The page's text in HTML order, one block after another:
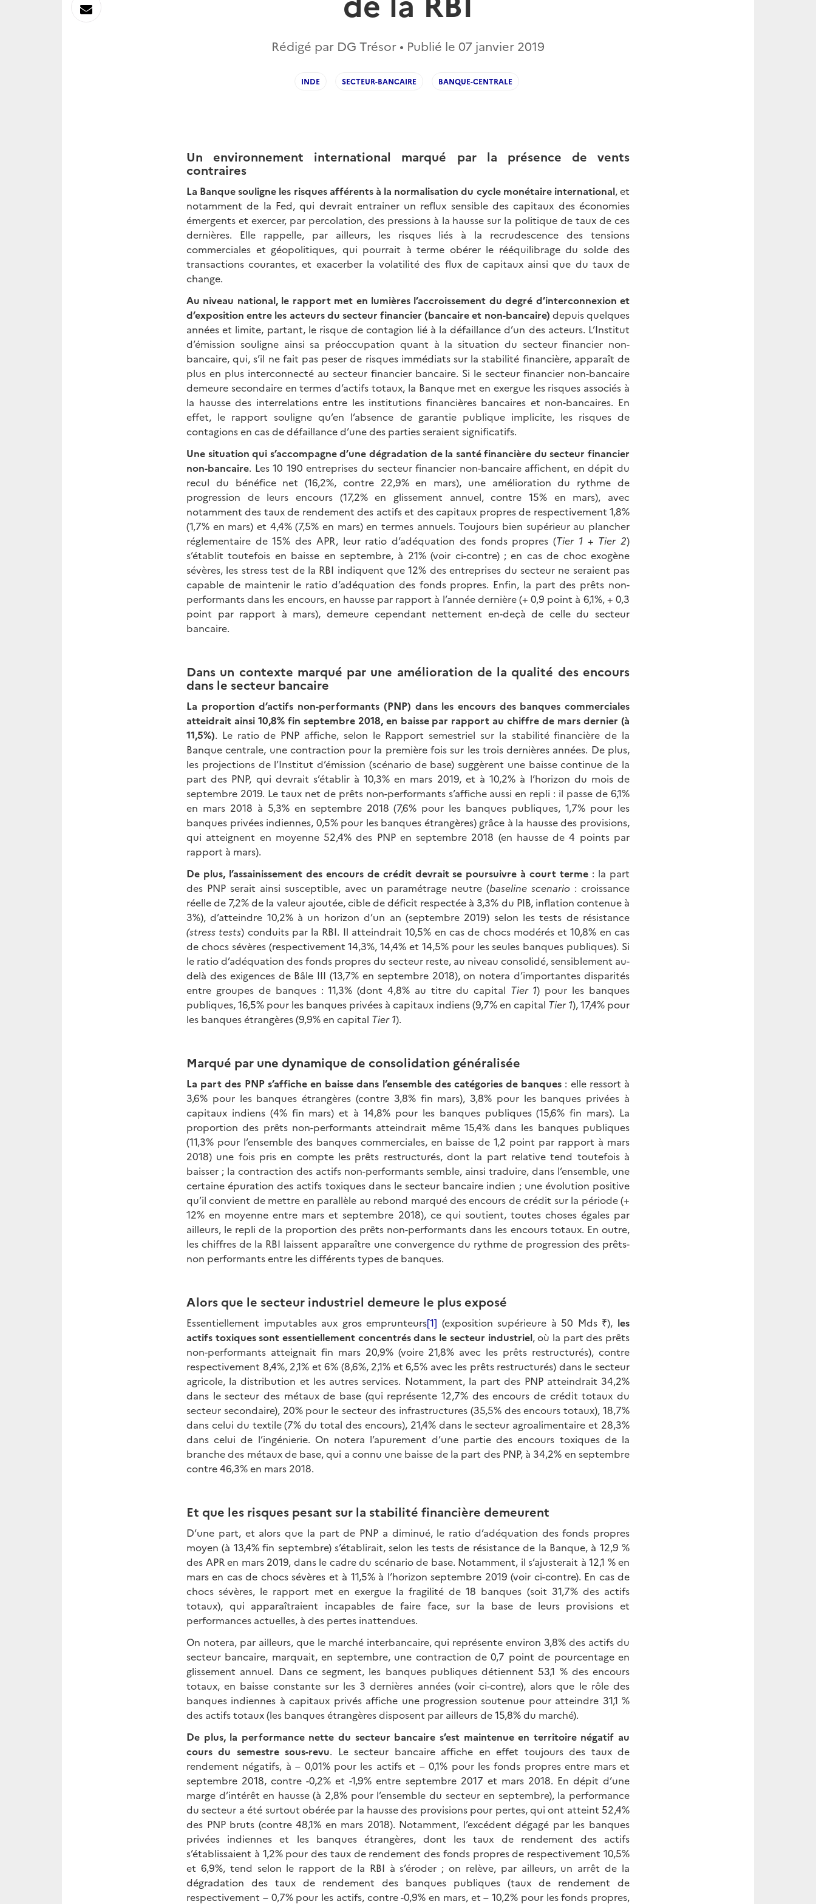
Rédigé par DG Trésor • Publié le 07 janvier 2019
INDE SECTEUR-BANCAIRE BANQUE-CENTRALE
Un environnement international marqué par la présence de vents
contraires
La Banque souligne les risques afférents à la normalisation du cycle monétaire international, et
notamment de la Fed, qui devrait entrainer un reflux sensible des capitaux des économies
émergents et exercer, par percolation, des pressions à la hausse sur la politique de taux de ces
dernières. Elle rappelle, par ailleurs, les risques liés à la recrudescence des tensions
commerciales et géopolitiques, qui pourrait à terme obérer le rééquilibrage du solde des
transactions courantes, et exacerber la volatilité des flux de capitaux ainsi que du taux de
change.
Au niveau national, le rapport met en lumières l’accroissement du degré d’interconnexion et
d’exposition entre les acteurs du secteur financier (bancaire et non-bancaire) depuis quelques
années et limite, partant, le risque de contagion lié à la défaillance d’un des acteurs. L’Institut
d’émission souligne ainsi sa préoccupation quant à la situation du secteur financier non-
bancaire, qui, s’il ne fait pas peser de risques immédiats sur la stabilité financière, apparaît de
plus en plus interconnecté au secteur financier bancaire. Si le secteur financier non-bancaire
demeure secondaire en termes d’actifs totaux, la Banque met en exergue les risques associés à
la hausse des interrelations entre les institutions financières bancaires et non-bancaires. En
effet, le rapport souligne qu’en l’absence de garantie publique implicite, les risques de
contagions en cas de défaillance d’une des parties seraient significatifs.
Une situation qui s’accompagne d’une dégradation de la santé financière du secteur financier
non-bancaire. Les 10 190 entreprises du secteur financier non-bancaire affichent, en dépit du
recul du bénéfice net (16,2%, contre 22,9% en mars), une amélioration du rythme de
progression de leurs encours (17,2% en glissement annuel, contre 15% en mars), avec
notamment des taux de rendement des actifs et des capitaux propres de respectivement 1,8%
(1,7% en mars) et 4,4% (7,5% en mars) en termes annuels. Toujours bien supérieur au plancher
réglementaire de 15% des APR, leur ratio d’adéquation des fonds propres (Tier 1+ Tier 2)
s’établit toutefois en baisse en septembre, à 21% (voir ci-contre) ; en cas de choc exogène
sévères, les stress test de la RBI indiquent que 12% des entreprises du secteur ne seraient pas
capable de maintenir le ratio d’adéquation des fonds propres. Enfin, la part des prêts non-
performants dans les encours, en hausse par rapport à l’année dernière (+ 0,9 point à 6,1%, + 0,3
point par rapport à mars), demeure cependant nettement en-deçà de celle du secteur
bancaire.
Dans un contexte marqué par une amélioration de la qualité des encours
dans le secteur bancaire
La proportion d’actifs non-performants (PNP) dans les encours des banques commerciales
atteidrait ainsi 10,8% fin septembre 2018, en baisse par rapport au chiffre de mars dernier (à
11,5%). Le ratio de PNP affiche, selon le Rapport semestriel sur la stabilité financière de la
Banque centrale, une contraction pour la première fois sur les trois dernières années. De plus,
les projections de l’Institut d’émission (scénario de base) suggèrent une baisse continue de la
part des PNP, qui devrait s’établir à 10,3% en mars 2019, et à 10,2% à l’horizon du mois de
septembre 2019. Le taux net de prêts non-performants s’affiche aussi en repli : il passe de 6,1%
en mars 2018 à 5,3% en septembre 2018 (7,6% pour les banques publiques, 1,7% pour les
banques privées indiennes, 0,5% pour les banques étrangères) grâce à la hausse des provisions,
qui atteignent en moyenne 52,4% des PNP en septembre 2018 (en hausse de 4 points par
rapport à mars).
De plus, l’assainissement des encours de crédit devrait se poursuivre à court terme : la part
des PNP serait ainsi susceptible, avec un paramétrage neutre (baseline scenario : croissance
réelle de 7,2% de la valeur ajoutée, cible de déficit respectée à 3,3% du PIB, inflation contenue à
3%), d’atteindre 10,2% à un horizon d’un an (septembre 2019) selon les tests de résistance
(stress tests) conduits par la RBI. Il atteindrait 10,5% en cas de chocs modérés et 10,8% en cas
de chocs sévères (respectivement 14,3%, 14,4% et 14,5% pour les seules banques publiques). Si
le ratio d’adéquation des fonds propres du secteur reste, au niveau consolidé, sensiblement au-
delà des exigences de Bâle III (13,7% en septembre 2018), on notera d’importantes disparités
entre groupes de banques : 11,3% (dont 4,8% au titre du capital Tier 1) pour les banques
publiques, 16,5% pour les banques privées à capitaux indiens (9,7% en capital Tier 1), 17,4% pour
les banques étrangères (9,9% en capital Tier 1).
Marqué par une dynamique de consolidation généralisée
La part des PNP s’affiche en baisse dans l’ensemble des catégories de banques : elle ressort à
3,6% pour les banques étrangères (contre 3,8% fin mars), 3,8% pour les banques privées à
capitaux indiens (4% fin mars) et à 14,8% pour les banques publiques (15,6% fin mars). La
proportion des prêts non-performants atteindrait même 15,4% dans les banques publiques
(11,3% pour l’ensemble des banques commerciales, en baisse de 1,2 point par rapport à mars
2018) une fois pris en compte les prêts restructurés, dont la part relative tend toutefois à
baisser ; la contraction des actifs non-performants semble, ainsi traduire, dans l’ensemble, une
certaine épuration des actifs toxiques dans le secteur bancaire indien ; une évolution positive
qu’il convient de mettre en parallèle au rebond marqué des encours de crédit sur la période (+
12% en moyenne entre mars et septembre 2018), ce qui soutient, toutes choses égales par
ailleurs, le repli de la proportion des prêts non-performants dans les encours totaux. En outre,
les chiffres de la RBI laissent apparaître une convergence du rythme de progression des prêts-
non performants entre les différents types de banques.
Alors que le secteur industriel demeure le plus exposé
Essentiellement imputables aux gros emprunteurs[1] (exposition supérieure à 50 Mds ₹), les
actifs toxiques sont essentiellement concentrés dans le secteur industriel, où la part des prêts
non-performants atteignait fin mars 20,9% (voire 21,8% avec les prêts restructurés), contre
respectivement 8,4%, 2,1% et 6% (8,6%, 2,1% et 6,5% avec les prêts restructurés) dans le secteur
agricole, la distribution et les autres services. Notamment, la part des PNP atteindrait 34,2%
dans le secteur des métaux de base (qui représente 12,7% des encours de crédit totaux du
secteur secondaire), 20% pour le secteur des infrastructures (35,5% des encours totaux), 18,7%
dans celui du textile (7% du total des encours), 21,4% dans le secteur agroalimentaire et 28,3%
dans celui de l’ingénierie. On notera l’apurement d’une partie des encours toxiques de la
branche des métaux de base, qui a connu une baisse de la part des PNP, à 34,2% en septembre
contre 46,3% en mars 2018.
Et que les risques pesant sur la stabilité financière demeurent
D’une part, et alors que la part de PNP a diminué, le ratio d’adéquation des fonds propres
moyen (à 13,4% fin septembre) s’établirait, selon les tests de résistance de la Banque, à 12,9 %
des APR en mars 2019, dans le cadre du scénario de base. Notamment, il s’ajusterait à 12,1 % en
mars en cas de chocs sévères et à 11,5% à l’horizon septembre 2019 (voir ci-contre). En cas de
chocs sévères, le rapport met en exergue la fragilité de 18 banques (soit 31,7% des actifs
totaux), qui apparaîtraient incapables de faire face, sur la base de leurs provisions et
performances actuelles, à des pertes inattendues.
On notera, par ailleurs, que le marché interbancaire, qui représente environ 3,8% des actifs du
secteur bancaire, marquait, en septembre, une contraction de 0,7 point de pourcentage en
glissement annuel. Dans ce segment, les banques publiques détiennent 53,1 % des encours
totaux, en baisse constante sur les 3 dernières années (voir ci-contre), alors que le rôle des
banques indiennes à capitaux privés affiche une progression soutenue pour atteindre 31,1 %
des actifs totaux (les banques étrangères disposent par ailleurs de 15,8% du marché).
De plus, la performance nette du secteur bancaire s’est maintenue en territoire négatif au
cours du semestre sous-revu. Le secteur bancaire affiche en effet toujours des taux de
rendement négatifs, à – 0,01% pour les actifs et – 0,1% pour les fonds propres entre mars et
septembre 2018, contre -0,2% et -1,9% entre septembre 2017 et mars 2018. En dépit d’une
marge d’intérêt en hausse (à 2,8% pour l’ensemble du secteur en septembre), la performance
du secteur a été surtout obérée par la hausse des provisions pour pertes, qui ont atteint 52,4%
des PNP bruts (contre 48,1% en mars 2018). Notamment, l’excédent dégagé par les banques
privées indiennes et les banques étrangères, dont les taux de rendement des actifs
s’établissaient à 1,2% pour des taux de rendement des fonds propres de respectivement 10,5%
et 6,9%, tend selon le rapport de la RBI à s’éroder ; on relève, par ailleurs, un arrêt de la
dégradation des taux de rendement des banques publiques (taux de rendement de
respectivement – 0,7% pour les actifs, contre -0,9% en mars, et – 10,2% pour les fonds propres,
Envoyer